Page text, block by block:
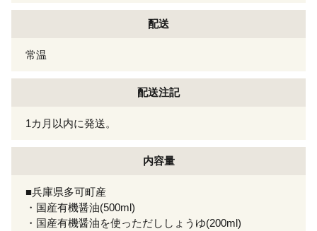
配送
常温
配送注記
1カ月以内に発送。
内容量
■兵庫県多可町産
・国産有機醤油(500ml)
・国産有機醤油を使っただししょうゆ(200ml)